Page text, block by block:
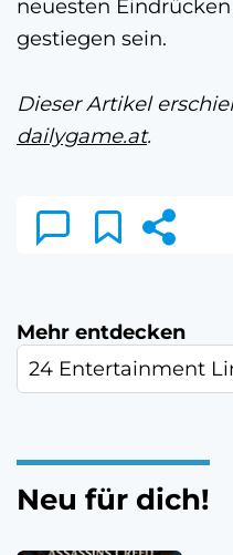
neuesten
gestiegen sein.
Dieser Artikel
dailygame.at.
Mehr entdecken
24 Entertainment
Neu für dich!